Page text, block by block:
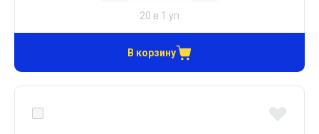
20 в 1 уп
В корзину